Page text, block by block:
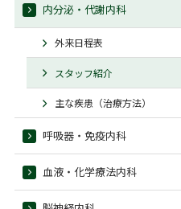
内分泌・代謝内科
外来日程表
スタッフ紹介
主な疾患（治療方法）
呼吸器・免疫内科
血液・化学療法内科